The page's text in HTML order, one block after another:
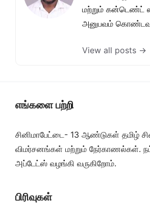
மற்றும் கன்டெண்ட்
அனுபவம்
View all posts →
எங்களை பற்றி
சினிமாபேட்டை- 13 ஆண்டுகள் தமிழ்
விமர்சனங்கள் மற்றும் நேர்காணல்கள்.
அப்டேட்ஸ் வழங்கி வருகிறோம்.
பிரிவுகள்